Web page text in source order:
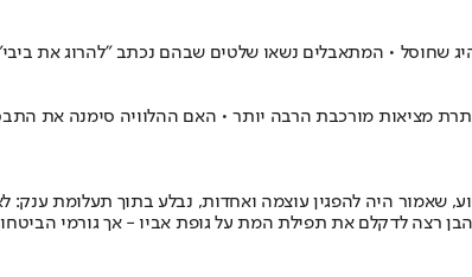
שחוסל • המתאבלים נשאו שלטים שבהם נכתב "להרוג את
מציאות מורכבת הרבה יותר • האם ההלוויה סימנה את
שאמור היה להפגין עוצמה ואחדות, נבלע בתוך תעלומת ענק:
רצה לדקלם את תפילת המת על גופת אביו - אך גורמי